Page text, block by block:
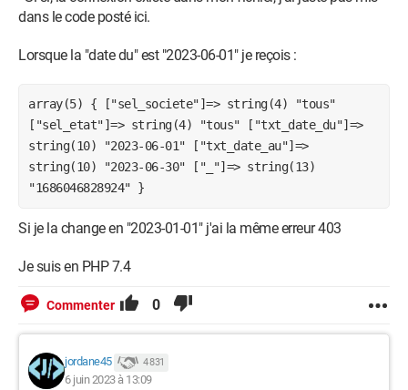
dans le code posté ici.
Lorsque la "date du" est "2023-06-01" je reçois :
array(5) { ["sel_societe"]=> string(4) "tous"
["sel_etat"]=> string(4) "tous" ["txt_date_du"]=>
string(10) "2023-06-01" ["txt_date_au"]=>
string(10) "2023-06-30" ["_"]=> string(13)
"1686046828924" }
Si je la change en "2023-01-01" j'ai la même erreur 403
Je suis en PHP 7.4
Commenter 0
jordane45 4 831
6 juin 2023 à 13:09